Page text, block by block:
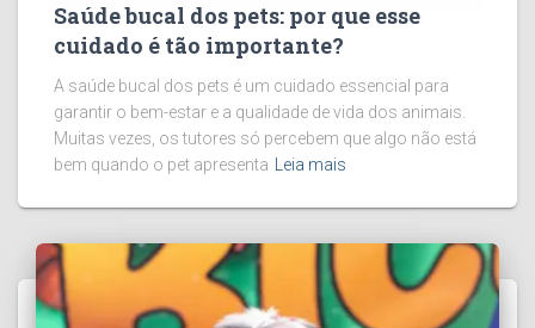
Saúde bucal dos pets: por que esse
cuidado é tão importante?
A saúde bucal dos pets é um cuidado essencial para
garantir o bem-estar e a qualidade de vida dos animais.
Muitas vezes, os tutores só percebem que algo não está
bem quando o pet apresenta Leia mais